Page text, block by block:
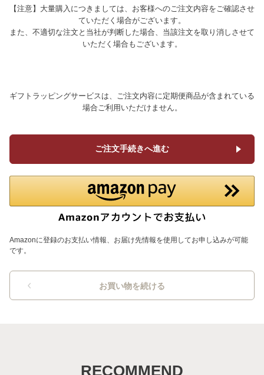
【注意】大量購入につきましては、お客様へのご注文内容をご確認させ
ていただく場合がございます。
また、不適切な注文と当社が判断した場合、当該注文を取り消しさせて
いただく場合もございます。
ギフトラッピングサービスは、ご注文内容に定期便商品が含まれている
場合ご利用いただけません。
ご注文手続きへ進む
Amazonに登録のお支払い情報、お届け先情報を使用してお申し込みが可能
です。
お買い物を続ける
RECOMMEND